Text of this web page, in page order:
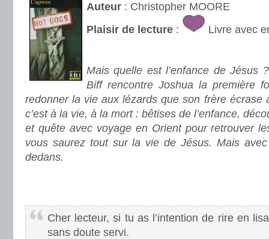
Auteur : Christopher MOORE
Plaisir de lecture :
Livre avec
Mais quelle est l’enfance de Jésus
Biff rencontre Joshua la première
redonner la vie aux lézards que son frère écrase
c’est à la vie, à la mort : bêtises de l’enfance,
et quête avec voyage en Orient pour retrouver
vous saurez tout sur la vie de Jésus. Mais avec
dedans.
Cher lecteur, si tu as l’intention de rire en
sans doute servi.